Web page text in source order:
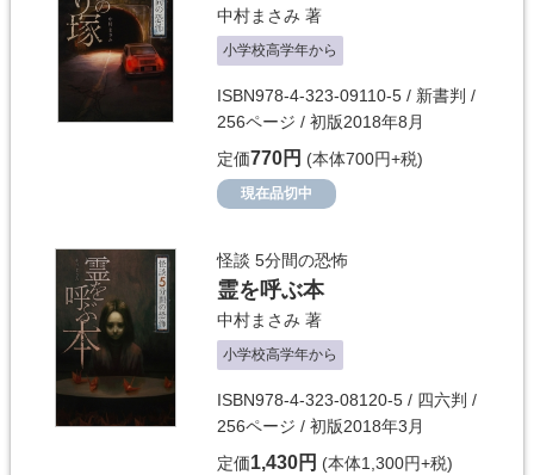
中村まさみ 著
小学校高学年から
ISBN978-4-323-09110-5 / 新書判 /
256ページ / 初版2018年8月
定価770円 (本体700円+税)
現在品切中
怪談 5分間の恐怖
霊を呼ぶ本
中村まさみ 著
小学校高学年から
ISBN978-4-323-08120-5 / 四六判 /
256ページ / 初版2018年3月
定価1,430円 (本体1,300円+税)